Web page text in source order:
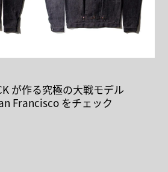
が作る究極の大戦モデル
Francisco をチェック